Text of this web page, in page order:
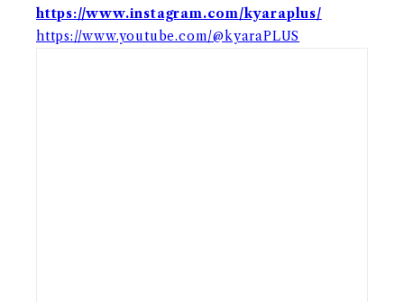
https://www.instagram.com/kyaraplus/
https://www.youtube.com/@kyaraPLUS